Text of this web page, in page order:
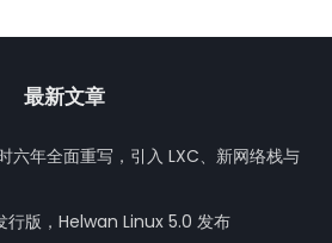
最新文章
年全面重写，引入 LXC、新网络栈与
版，Helwan Linux 5.0 发布